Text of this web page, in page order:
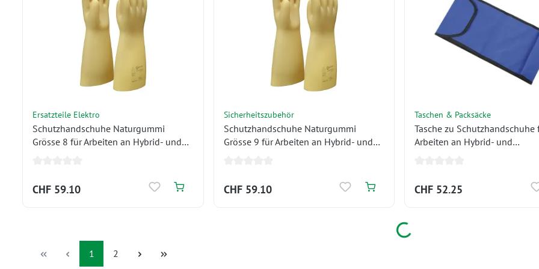
Ersatzteile Elektro
Schutzhandschuhe Naturgummi
Grösse 8 für Arbeiten an Hybrid- und
CHF 59.10
Sicherheitszubehör
Schutzhandschuhe Naturgummi
Grösse 9 für Arbeiten an Hybrid- und
CHF 59.10
Taschen & Packsäcke
Tasche zu Schutzhandschuhe
Arbeiten an Hybrid- und
CHF 52.25
Loading...
Seite
1 Seite
2